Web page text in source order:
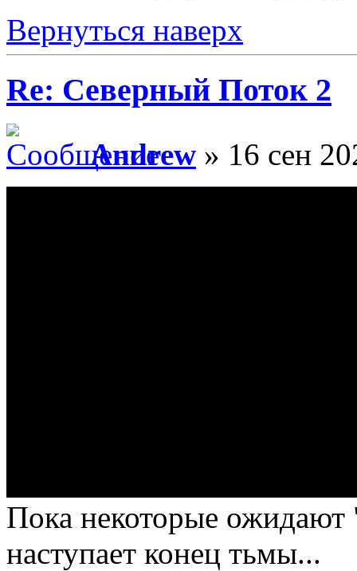
Вернуться наверх
Re: Северный Поток 2
Andrew » 16 сен
Пока некоторые ожидают
наступает конец тьмы...